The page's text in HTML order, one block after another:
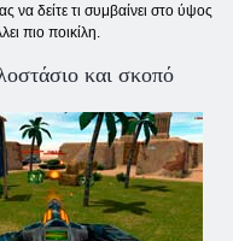
να δείτε τι συμβαίνει στο ύψος
πιο ποικίλη.
και σκοπό